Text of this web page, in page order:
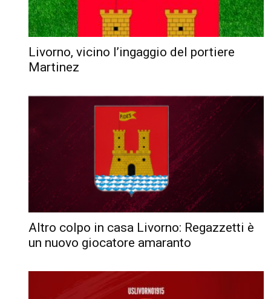
Livorno, vicino l’ingaggio del portiere
Martinez
Altro colpo in casa Livorno: Regazzetti è
un nuovo giocatore amaranto